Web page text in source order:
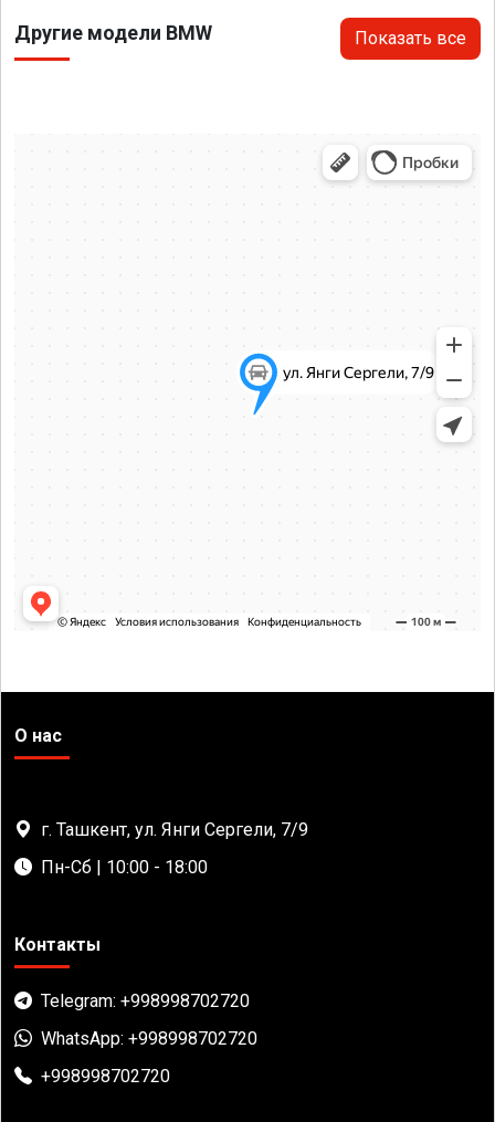
Другие модели BMW Показать все
О нас
г. Ташкент, ул. Янги Сергели, 7/9
Пн-Сб | 10:00 - 18:00
Контакты
Telegram: +998998702720
WhatsApp: +998998702720
+998998702720